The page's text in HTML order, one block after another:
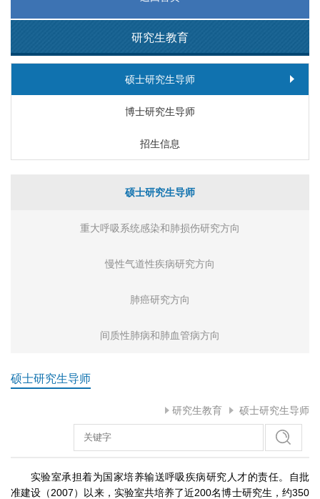
研究生教育
硕士研究生导师
博士研究生导师
招生信息
硕士研究生导师
重大呼吸系统感染和肺损伤研究方向
慢性气道性疾病研究方向
肺癌研究方向
间质性肺病和肺血管病方向
硕士研究生导师
研究生教育 硕士研究生导师
实验室承担着为国家培养输送呼吸疾病研究人才的责任。自批
准建设（2007）以来，实验室共培养了近200名博士研究生，约350